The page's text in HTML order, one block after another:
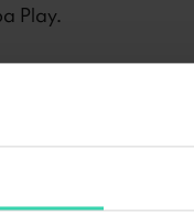
Play.